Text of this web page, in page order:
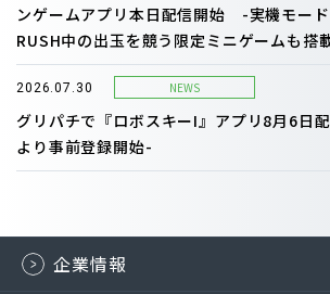
ンゲームアプリ本日配信開始 -実機モー
RUSH中の出玉を競う限定ミニゲームも搭
2026.07.30 NEWS
グリパチで『ロボスキーI』アプリ8月6日
より事前登録開始-
企業情報